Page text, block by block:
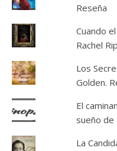
Reseña
Cuando
Rachel
Los
Golden.
El
sueño de
La